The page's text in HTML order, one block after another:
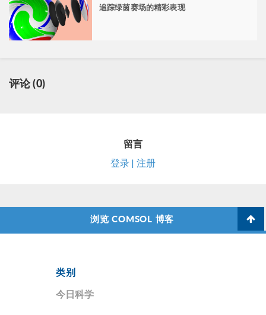
追踪绿茵赛场的精彩表现
评论 (0)
留言
登录 | 注册
浏览 COMSOL 博客
类别
今日科学